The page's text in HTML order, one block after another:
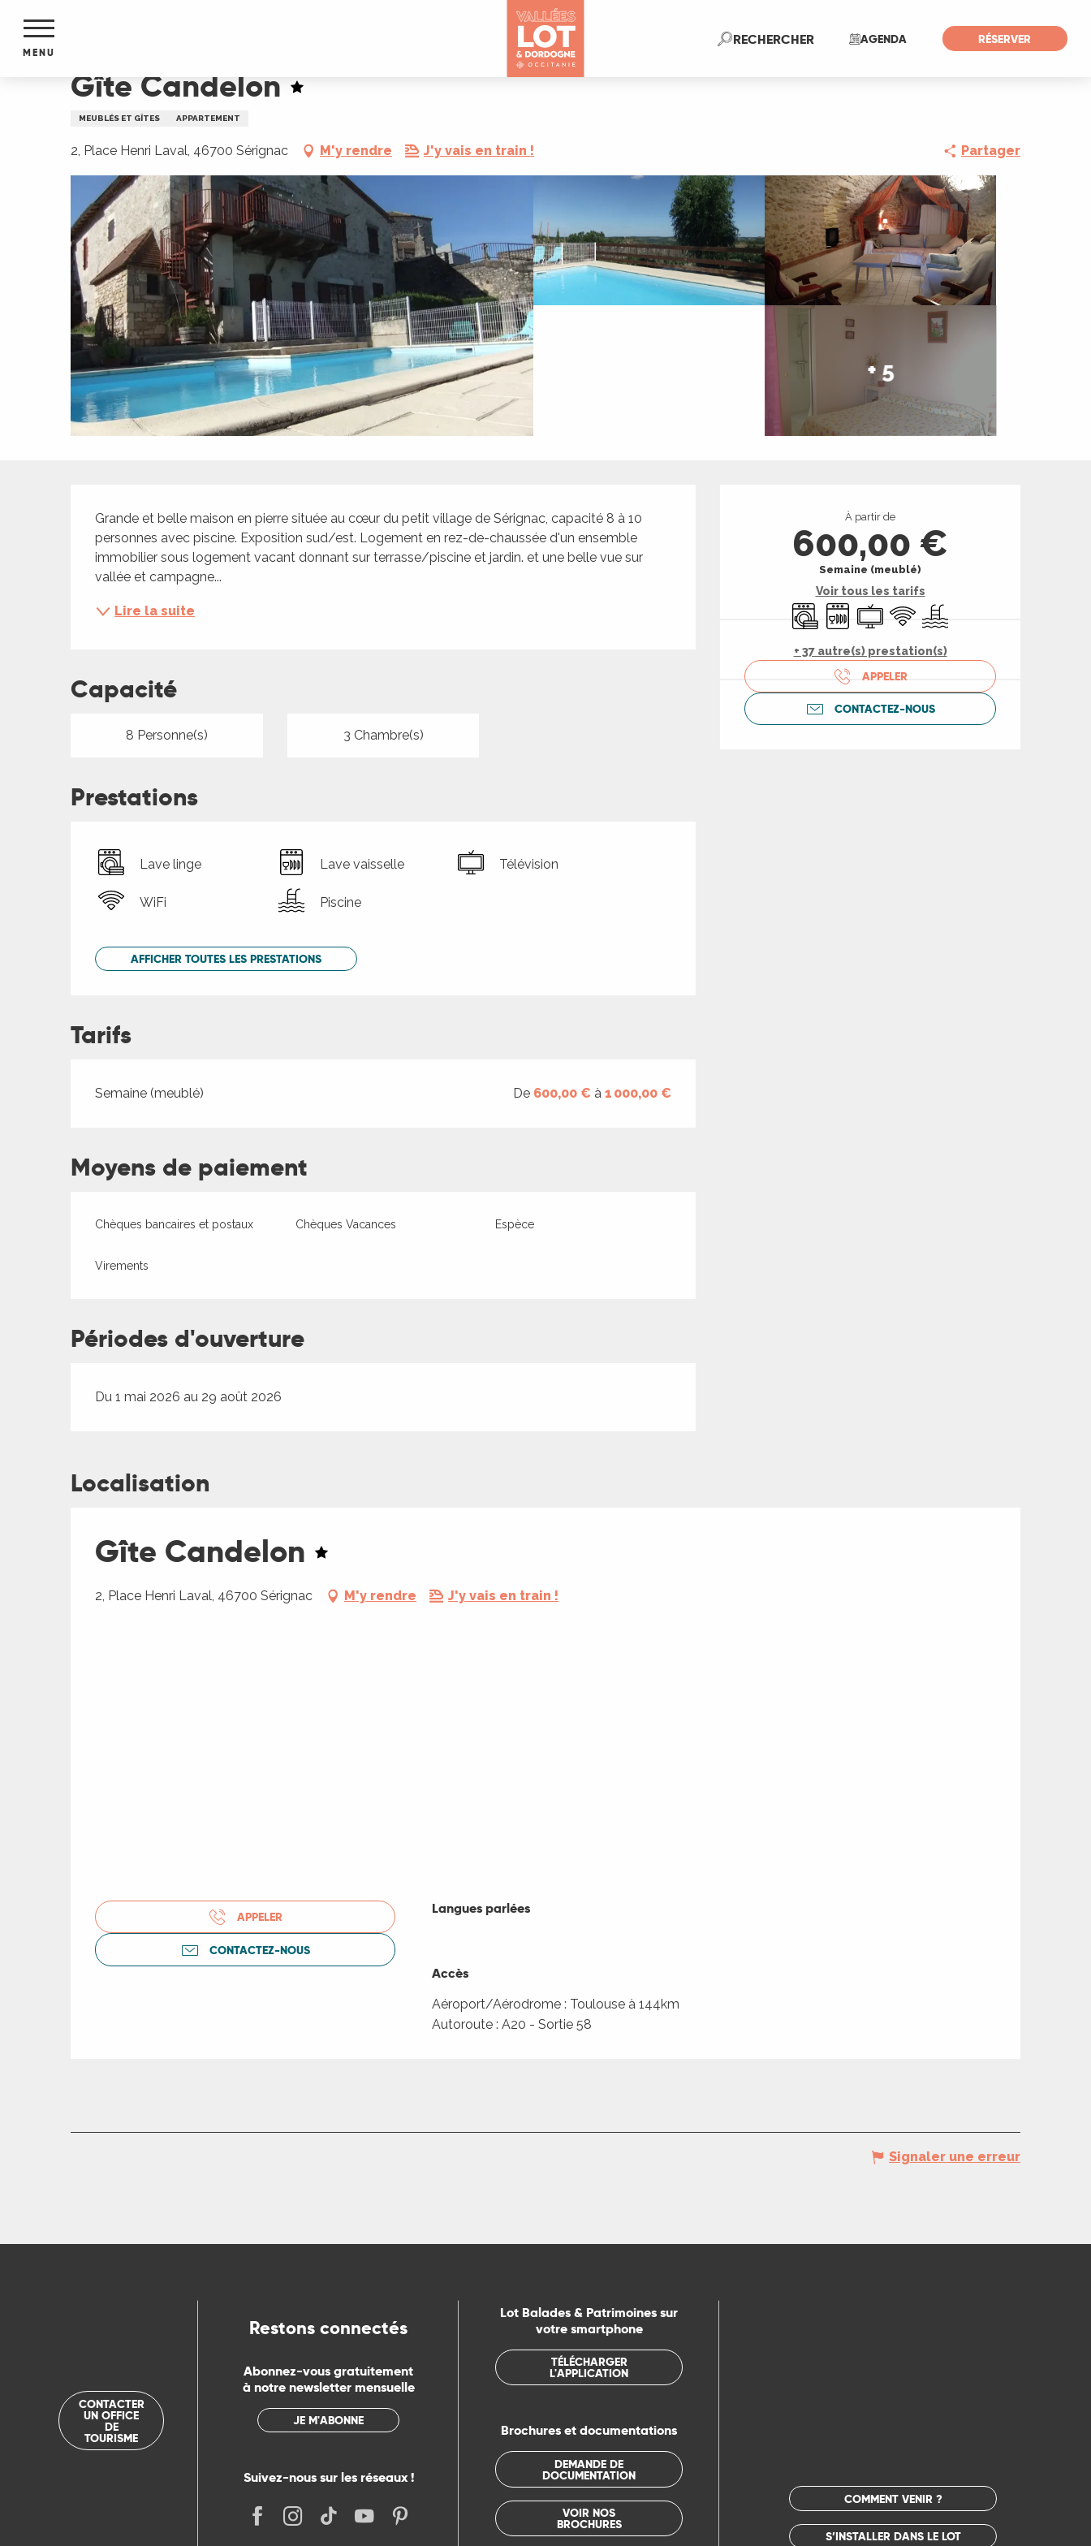
contenu
AGENDA RÉSERVER
RECHERCHERRecherche
MENU
Gîte Candelon
MEUBLÉS ET GÎTES APPARTEMENT
2, Place Henri Laval, 46700 Sérignac M'y rendre J'y vais en train ! Partager
+ 5
Ouverture et
À partir de
600,00 €
Semaine (meublé)
Voir tous les tarifs
Lave lingeLave vaisselle
Télévision
WiFi Piscine
+ 37 autre(s) prestation(s)
APPELER
CONTACTEZ-NOUS
Description
Grande et belle maison en pierre située au cœur du petit village de Sérignac, capacité 8 à 10
personnes avec piscine. Exposition sud/est. Logement en rez-de-chaussée d'un ensemble
immobilier sous logement vacant donnant sur terrasse/piscine et jardin. et une belle vue sur
vallée et campagne...
Lire la suite
Capacité
8 Personne(s) 3 Chambre(s)
Prestations
Lave linge Lave vaisselle Télévision
WiFi Piscine
AFFICHER TOUTES LES PRESTATIONS
Tarifs
Tarifs 2026
Semaine (meublé) De 600,00 € à1 000,00 €
Moyens de paiement
Chèques bancaires et postaux Chèques Vacances Espèce
Virements
Périodes d'ouverture
Du 1 mai 2026 au 29 août 2026
Localisation
Gîte Candelon
2, Place Henri Laval, 46700 Sérignac M'y rendre J'y vais en train !
APPELER
CONTACTEZ-NOUS
Langues parlées
Langues parlées
Accès
Accès
Aéroport/Aérodrome : Toulouse à 144km
Autoroute : A20 - Sortie 58
Signaler une erreur
CONTACTER
UN OFFICE
DE
TOURISME
Restons connectés
Abonnez-vous gratuitement
à notre newsletter mensuelle
JE M'ABONNE
Suivez-nous sur les réseaux !
Lot Balades & Patrimoines sur
votre smartphone
TÉLÉCHARGER
L'APPLICATION
Brochures et documentations
DEMANDE DE
DOCUMENTATION
VOIR NOS
BROCHURES
COMMENT VENIR ?
S’INSTALLER DANS LE LOT